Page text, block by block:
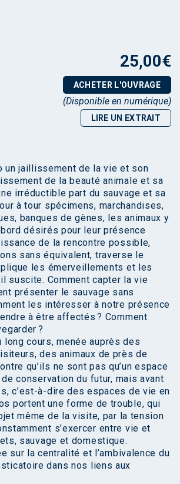
25,00€
ACHETER L'OUVRAGE
(Disponible en numérique)
LIRE UN EXTRAIT
un jaillissement de la vie et son
de la beauté animale et sa
irréductible part du sauvage et sa
à tour spécimens, marchandises,
banques de gènes, les animaux y
désirés pour leur présence
de la rencontre possible,
sans équivalent, traverse le
les émerveillements et les
suscite. Comment capter la vie
présenter le sauvage sans
les intéresser à notre présence
à être affectés ? Comment
?
long cours, menée auprès des
des animaux de près de
qu’ils ne sont pas qu’un espace
conservation du futur, mais avant
c’est-à-dire des espaces de vie en
portent une forme de trouble, qui
même de la visite, par la tension
s’exercer entre vie et
sauvage et domestique.
sur la centralité et l’ambivalence du
dans nos liens aux